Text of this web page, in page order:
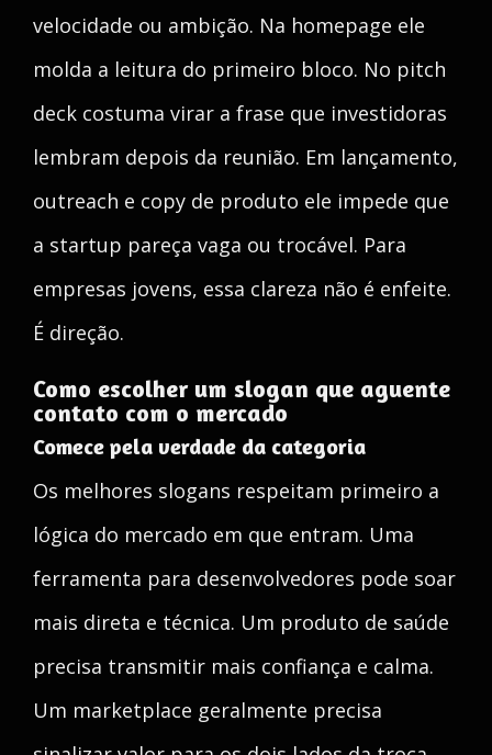
velocidade ou ambição. Na homepage ele
molda a leitura do primeiro bloco. No pitch
deck costuma virar a frase que investidoras
lembram depois da reunião. Em lançamento,
outreach e copy de produto ele impede que
a startup pareça vaga ou trocável. Para
empresas jovens, essa clareza não é enfeite.
É direção.
Como escolher um slogan que aguente
contato com o mercado
Comece pela verdade da categoria
Os melhores slogans respeitam primeiro a
lógica do mercado em que entram. Uma
ferramenta para desenvolvedores pode soar
mais direta e técnica. Um produto de saúde
precisa transmitir mais confiança e calma.
Um marketplace geralmente precisa